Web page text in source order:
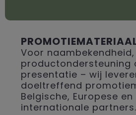
Voor naambekendheid,
productondersteuning
presentatie – wij
doeltreffend
Belgische, Europese en
internationale partners.